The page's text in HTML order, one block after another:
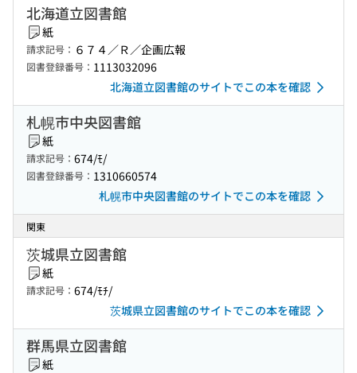
北海道立図書館
紙
請求記号： ６７４／Ｒ／企画広報
図書登録番号： 1113032096
北海道立図書館のサイトでこの本を確認
札幌市中央図書館
紙
請求記号： 674/ﾓ/
図書登録番号： 1310660574
札幌市中央図書館のサイトでこの本を確認
関東
茨城県立図書館
紙
請求記号： 674/ﾓﾁ/
茨城県立図書館のサイトでこの本を確認
群馬県立図書館
紙